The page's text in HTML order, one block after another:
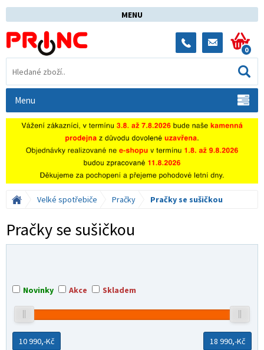
MENU
0
Menu
Velké spotřebiče Pračky Pračky se sušičkou
Pračky se sušičkou
Novinky Akce Skladem
10 990,-Kč 18 990,-Kč